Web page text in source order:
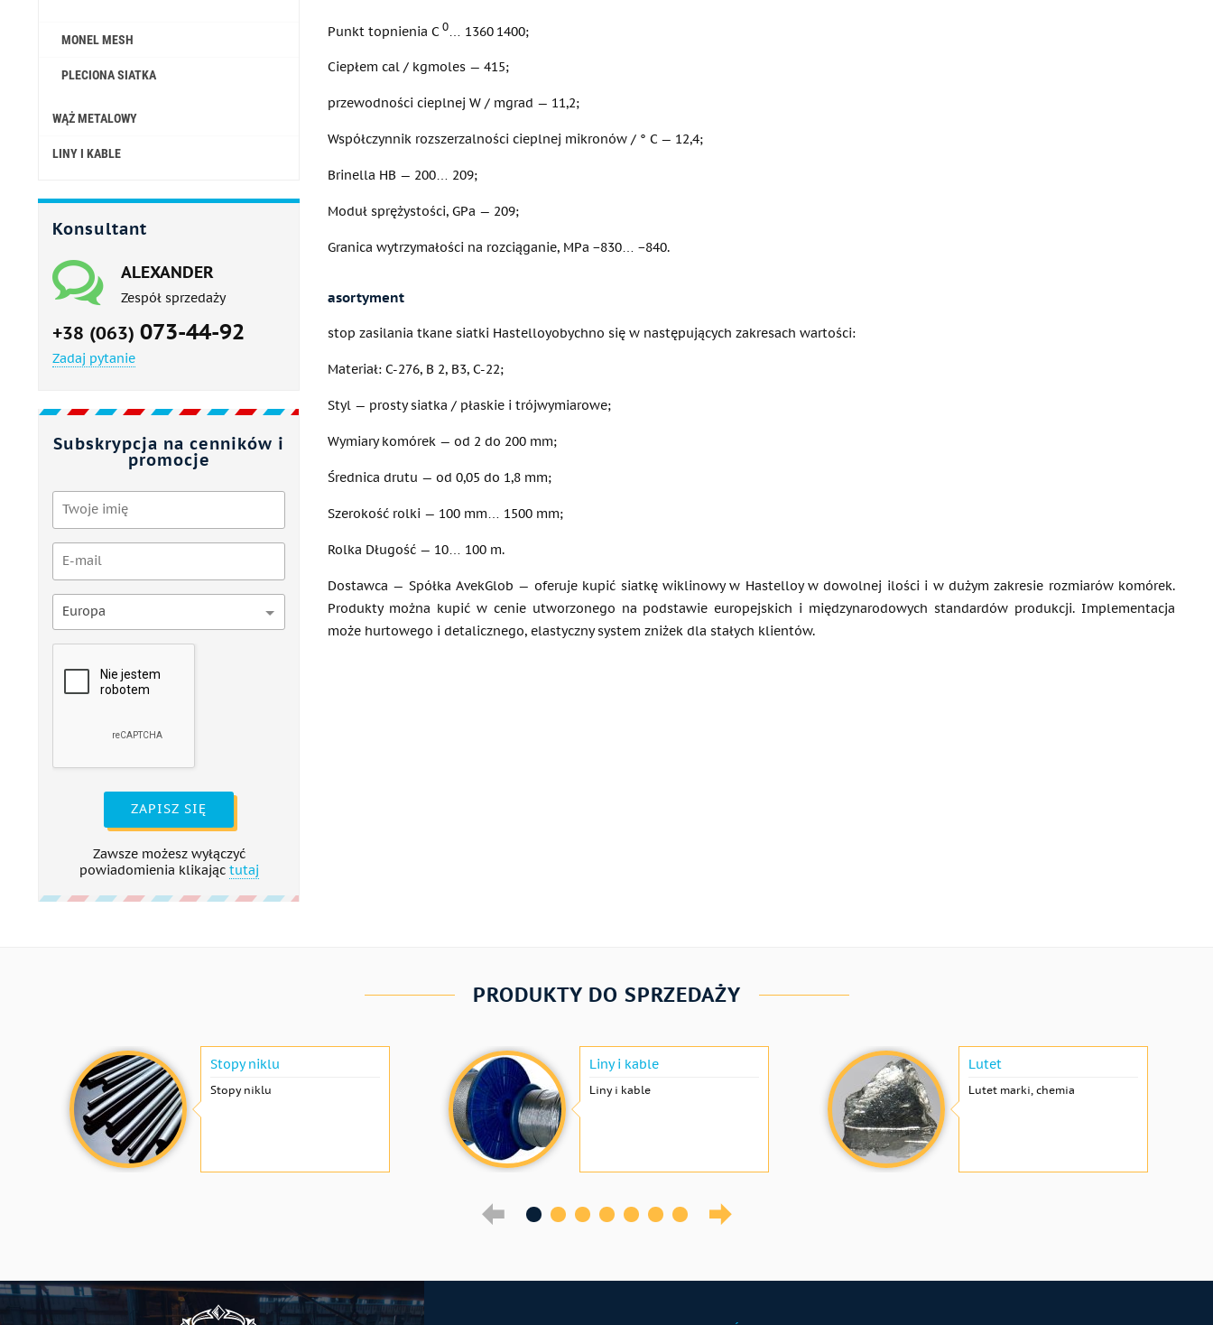
MONEL MESH
PLECIONA SIATKA
WĄŻ METALOWY
LINY I KABLE
Konsultant
ALEXANDER
Zespół sprzedaży
+38 (063) 073-44-92
Zadaj pytanie
Subskrypcja na cenników i
promocje
Europa
ZAPISZ SIĘ
Zawsze możesz wyłączyć
powiadomienia klikając tutaj
Punkt topnienia C 0 … 1360 1400;
Ciepłem cal / kgmoles — 415;
przewodności cieplnej W / mgrad — 11,2;
Współczynnik rozszerzalności cieplnej mikronów / ° C — 12,4;
Brinella HB — 200… 209;
Moduł sprężystości, GPa — 209;
Granica wytrzymałości na rozciąganie, MPa −830… −840.
asortyment
stop zasilania tkane siatki Hastelloyobychno się w następujących zakresach wartości:
Materiał: C-276, B 2, B3, C-22;
Styl — prosty siatka / płaskie i trójwymiarowe;
Wymiary komórek — od 2 do 200 mm;
Średnica drutu — od 0,05 do 1,8 mm;
Szerokość rolki — 100 mm… 1500 mm;
Rolka Długość — 10… 100 m.
Dostawca — Spółka AvekGlob — oferuje kupić siatkę wiklinowy w Hastelloy w dowolnej ilości i w dużym zakresie rozmiarów komórek.
Produkty można kupić w cenie utworzonego na podstawie europejskich i międzynarodowych standardów produkcji. Implementacja
może hurtowego i detalicznego, elastyczny system zniżek dla stałych klientów.
PRODUKTY DO SPRZEDAŻY
Stopy niklu
Stopy niklu
Liny i kable
Liny i kable
Lutet
Lutet marki, chemia